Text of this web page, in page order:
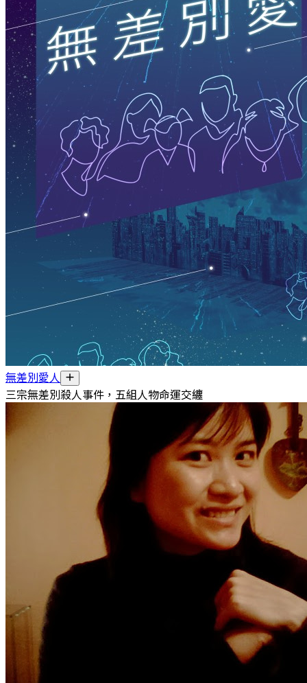
無差別愛人
三宗無差別殺人事件，五組人物命運交纏